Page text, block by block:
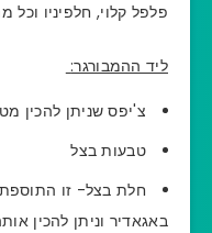
פלפל קלוי, חלפיניו
ליד ההמבורגר:
צ'יפס שניתן להכין
טבעות בצל
חלת בצל- זו התוספת
באגאדיר וניתן להכין